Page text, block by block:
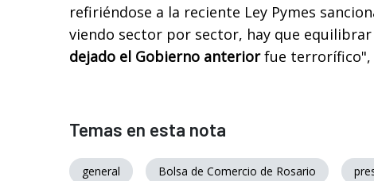
refiriéndose a la reciente Ley Pymes
viendo sector por sector, hay que
dejado el Gobierno anteriorfue terrorífico",
Temas en esta nota
general Bolsa de Comercio de Rosario